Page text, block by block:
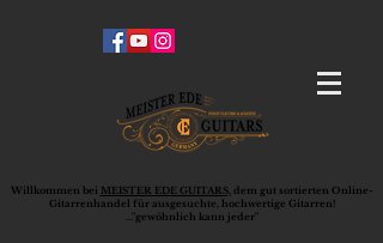
Willkommen bei MEISTER EDE GUITARS,dem gut sortierten Online-
G ita rrenhandel für ausgesuchte, hochwertige Gitarren!
..."gewöhnlich kann jeder"